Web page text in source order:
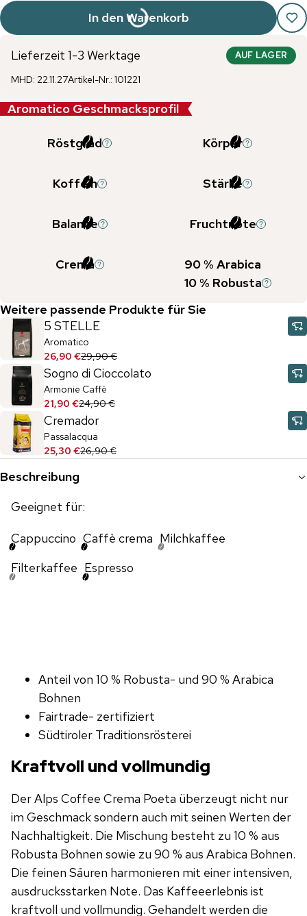
In den Warenkorb
Lieferzeit 1-3 Werktage AUF LAGER
MHD: 22.11.27Artikel-Nr.: 101221
Aromatico Geschmacksprofil
Röstgrad Körper
Koffein Stärke
Balance Fruchtnote
Crema 90% Arabica
10% Robusta
Weitere passende Produkte für Sie
5 STELLE
Aromatico
26,90 €29,90 €
Sogno di Cioccolato
Armonie Caffè
21,90 €24,90 €
Cremador
Passalacqua
25,30 €26,90 €
Beschreibung
Geeignet für:
Cappuccino Caffè crema Milchkaffee
Filterkaffee Espresso
Anteil von 10 % Robusta- und 90 % Arabica
Bohnen
Fairtrade- zertifiziert
Südtiroler Traditionsrösterei
Kraftvoll und vollmundig
Der Alps Coffee Crema Poeta überzeugt nicht nur
im Geschmack sondern auch mit seinen Werten der
Nachhaltigkeit. Die Mischung besteht zu 10 % aus
Robusta Bohnen sowie zu 90 % aus Arabica Bohnen.
Die feinen Säuren harmonieren mit einer intensiven,
ausdrucksstarken Note. Das Kaffeeerlebnis ist
kraftvoll und vollmundig. Gehandelt werden die